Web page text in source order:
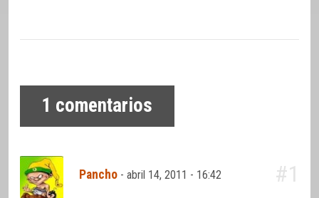
1 comentarios
Pancho -abril 14, 2011 - 16:42 #1